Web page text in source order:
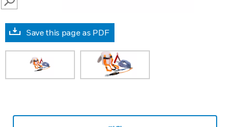
SEARCH
Save this page as PDF